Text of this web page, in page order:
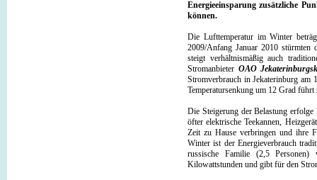
Energieeinsparung zusätzliche
können.
Die Lufttemperatur im Winter
2009/Anfang Januar 2010 stürmten
steigt verhältnismäßig auch
Stromanbieter OAO
Stromverbrauch in Jekaterinburg
Temperatursenkung um 12 Grad
Die Steigerung der Belastung
öfter elektrische Teekannen,
Zeit zu Hause verbringen und ihre
Winter ist der Energieverbrauch
russische Familie (2,5
Kilowattstunden und gibt für den